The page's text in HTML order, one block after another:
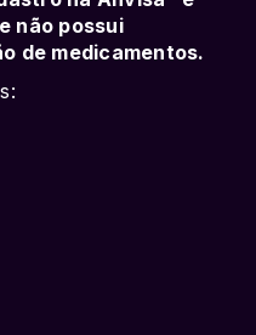
não possui
de medicamentos.